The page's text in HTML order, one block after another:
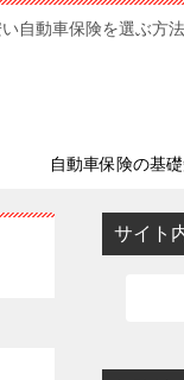
自動車保険を選ぶ方
自動車保険の基
サイト